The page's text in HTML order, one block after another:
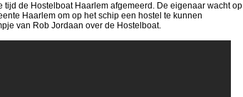
tijd de Hostelboat Haarlem afgemeerd. De eigenaar wacht op
Haarlem om op het schip een hostel te kunnen
van Rob Jordaan over de Hostelboat.